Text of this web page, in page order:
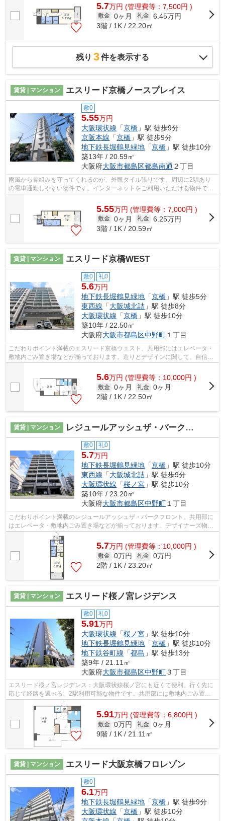
5.7万円 (管理費等：7,500円 )
敷金 0ヶ月 礼金 6.45万円
3階 / 1K / 22.20㎡
残り 3件を表示する
賃貸 | マンション エスリード京橋ノースプレイス
敷0
5.55万円
大阪環状線 「京橋 」駅 徒歩9分
京阪本線 「京橋 」駅 徒歩9分
地下鉄長堀鶴見緑地 「京橋 」駅 徒歩10分
築13年 / 20.59㎡
大阪府大阪市都島区都島南通 ２丁目
雨風から骨組みを守ってくれるのが、外観タイル張りです。周辺に2駅あり
の電車通勤しやすい物件です。インターネットをご利用いただける物件で
5.55万円 (管理費等：7,000円 )
敷金 0ヶ月 礼金 6.25万円
3階 / 1K / 20.59㎡
賃貸 | マンション エスリード京橋WEST
敷0 礼0
5.6万円
地下鉄長堀鶴見緑地 「京橋 」駅 徒歩5分
東西線 「大阪城北詰 」駅 徒歩8分
大阪環状線 「京橋 」駅 徒歩10分
築10年 / 22.50㎡
大阪府大阪市都島区中野町 １丁目
こだわりポイント満載のエスリード京橋ウエスト。共用部にはエレベータ・
敷地内ごみ置き場などが揃っております。造りとデザインに関して、自信を
5.6万円 (管理費等：10,000円 )
敷金 0ヶ月 礼金 0ヶ月
2階 / 1K / 22.50㎡
賃貸 | マンション レジュールアッシュザ・パークフロント
敷0 礼0
5.7万円
地下鉄長堀鶴見緑地 「京橋 」駅 徒歩10分
東西線 「大阪城北詰 」駅 徒歩9分
大阪環状線 「桜ノ宮 」駅 徒歩10分
築10年 / 23.20㎡
大阪府大阪市都島区中野町 １丁目
こだわりポイント満載のレジュールアッシュザ・パークフロント。共用部に
はエレベータ・敷地内ごみ置き場などが揃っております。デザイナーズ物件
だからこそ、外見だけでなく機能性も...
5.7万円 (管理費等：10,000円 )
敷金 0万円 礼金 0万円
2階 / 1K / 23.20㎡
賃貸 | マンション エスリード桜ノ宮レジデンス
敷0 礼0
5.91万円
大阪環状線 「桜ノ宮 」駅 徒歩10分
地下鉄長堀鶴見緑地 「京橋 」駅 徒歩10分
地下鉄谷町線 「都島 」駅 徒歩13分
築9年 / 21.11㎡
大阪府大阪市都島区中野町３丁目
エスリード桜ノ宮レジデンス：大阪環状線桜ノ宮にも近くて便利。行く先に
応じて経路を選べる、2駅利用可能な物件です。共用部には敷地内ごみ置き
場・エレベータなどが揃っており、とて...
5.91万円 (管理費等：6,800円 )
敷金 0万円 礼金 0ヶ月
9階 / 1K / 21.11㎡
賃貸 | マンション エスリード大阪京橋フロレゾン
敷0
6.1万円
地下鉄長堀鶴見緑地 「京橋 」駅 徒歩9分
大阪環状線 「京橋 」駅 徒歩10分